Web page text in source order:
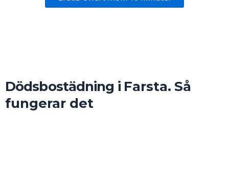
Dödsbostädning i Farsta. Så
fungerar det